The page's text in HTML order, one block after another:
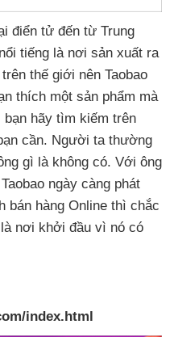
điển tử đến từ Trung
tiếng là nơi sản xuất ra
thế giới nên Taobao
thích một sản phẩm mà
bạn hãy tìm kiếm trên
cần. Người ta thường
gì là không có. Với ông
ngày càng phát
bán hàng Online thì chắc
nơi khởi đầu vì nó có
index.html